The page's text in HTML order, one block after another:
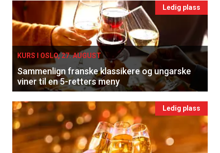
Ledig plass
KURS I OSLO, 27. AUGUST
Sammenlign franske klassikere og ungarske
viner til en 5-retters meny
Ledig plass